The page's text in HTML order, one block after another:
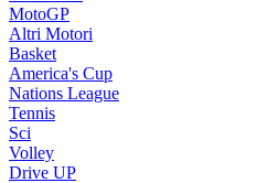
MotoGP
Altri Motori
Basket
America's Cup
Nations League
Tennis
Sci
Volley
Drive UP